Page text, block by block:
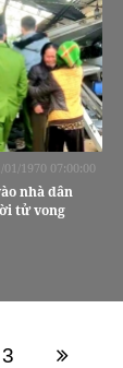
01/1970 07:00:00
nhà dân
tử vong
3